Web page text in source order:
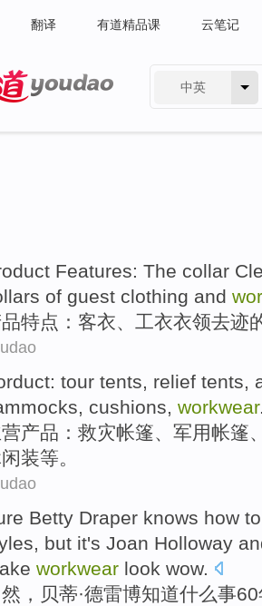
翻译 有道精品课 云笔记
中英
Features: The collar
of guest clothing and
特点 ： 客衣、工衣衣领去迹
: tour tents, relief tents,
cushions, workwear
产品 ： 救灾帐篷、 军用帐篷
装等。
Betty Draper knows how
but it's Joan Holloway
workwear look wow.
，贝蒂·德雷博知道什么事60